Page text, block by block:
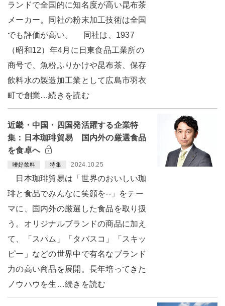
ランドで全国的に知名度が高い昆布茶
メーカー。同社の粉末加工技術は全国
でも評価が高い。 同社は、1937
（昭和12）年4月に日東食品工業所の
商号で、魚粉ふりかけや昆布茶、保存
飲料水の製造加工業として広島市羽衣
町で創業…続きを読む
近畿・中国・四国発活躍する企業特
集：日本珈琲貿易 国内外の厳選食品
を食卓へ
嗜好飲料 特集 2024.10.25
日本珈琲貿易は「世界のおいしい珈
琲と食品でみんなに笑顔を--」をテー
マに、国内外の厳選した食品を取り扱
う。オリジナルブランドの商品に加え
て、「スパム」「タバスコ」「スキッ
ピー」などの世界中で有名なブランド
力の高い商品を展開。長年培ってきた
ノウハウを生…続きを読む